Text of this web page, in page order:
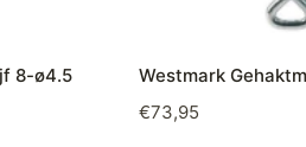
8-ø4.5
Westmark
€73,95